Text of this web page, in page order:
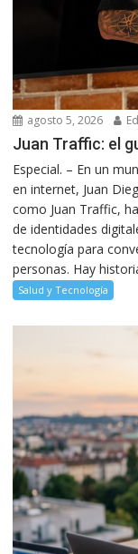
agosto 5, 2026
Juan Traffic: el
Especial. – En un
en internet, Juan
como Juan Traffic,
de identidades
tecnología para
personas. Hay
Salud y Tecnología